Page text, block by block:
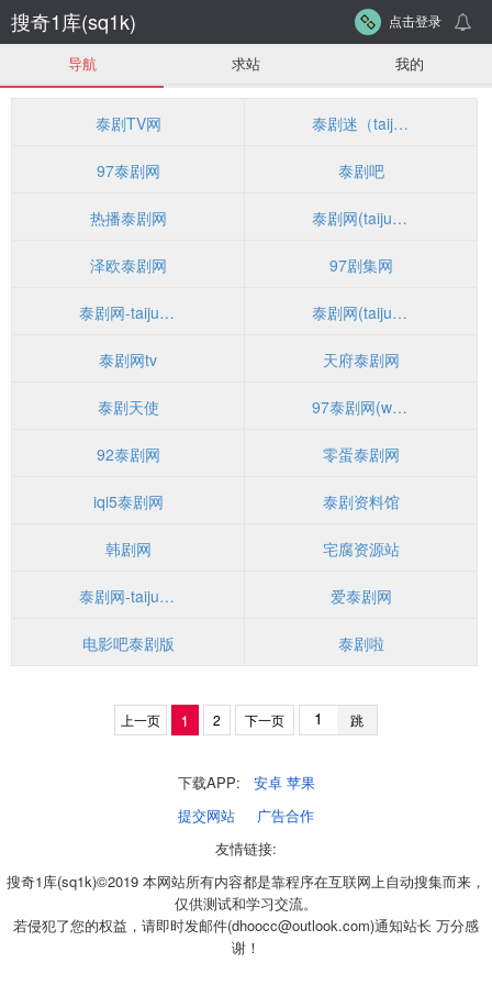
搜奇1库(sq1k) 点击登录
导航 求站 我的
泰剧TV网 泰剧迷（taijumi.cc）
97泰剧网 泰剧吧
热播泰剧网 泰剧网(taijuwang.com)
泽欧泰剧网 97剧集网
泰剧网-taijuzj.com 泰剧网(taijuu.com)
泰剧网tv 天府泰剧网
泰剧天使 97泰剧网(www.dongliancnc.com)
92泰剧网 零蛋泰剧网
iqi5泰剧网 泰剧资料馆
韩剧网 宅腐资源站
泰剧网-taijux.com 爱泰剧网
电影吧泰剧版 泰剧啦
上一页 1 2 下一页 跳
下载APP: 安卓 苹果
提交网站
广告合作
友情链接:
搜奇1库(sq1k)©2019 本网站所有内容都是靠程序在互联网上自动搜集而来，
仅供测试和学习交流。
若侵犯了您的权益，请即时发邮件(dhoocc@outlook.com)通知站长 万分感
谢！